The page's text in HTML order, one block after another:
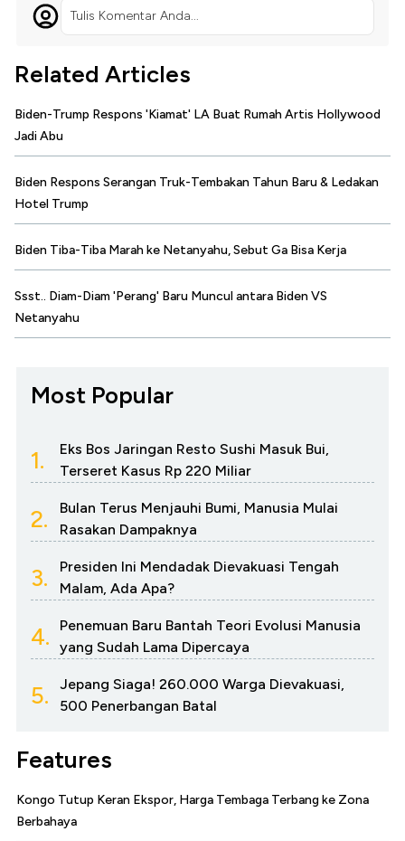
Tulis Komentar Anda...
Related Articles
Biden-Trump Respons 'Kiamat' LA Buat Rumah Artis Hollywood
Jadi Abu
Biden Respons Serangan Truk-Tembakan Tahun Baru & Ledakan
Hotel Trump
Biden Tiba-Tiba Marah ke Netanyahu, Sebut Ga Bisa Kerja
Ssst.. Diam-Diam 'Perang' Baru Muncul antara Biden VS
Netanyahu
Most Popular
1.
Eks Bos Jaringan Resto Sushi Masuk Bui,
Terseret Kasus Rp 220 Miliar
2.
Bulan Terus Menjauhi Bumi, Manusia Mulai
Rasakan Dampaknya
3.
Presiden Ini Mendadak Dievakuasi Tengah
Malam, Ada Apa?
4.
Penemuan Baru Bantah Teori Evolusi Manusia
yang Sudah Lama Dipercaya
5.
Jepang Siaga! 260.000 Warga Dievakuasi,
500 Penerbangan Batal
Features
Kongo Tutup Keran Ekspor, Harga Tembaga Terbang ke Zona
Berbahaya